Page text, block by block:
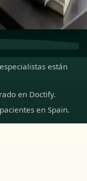
y fáciles de
están
en Doctify.
en Spain.